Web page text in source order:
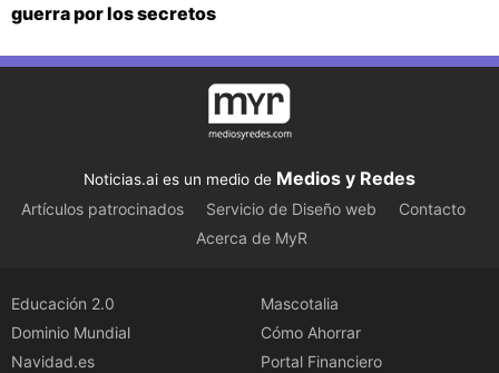
guerra por los secretos
Noticias.ai es un medio de Medios y Redes
Artículos patrocinados Servicio de Diseño web
Contacto
Acerca de MyR
Educación 2.0
Dominio Mundial
Navidad.es
Mascotalia
Cómo Ahorrar
Portal Financiero